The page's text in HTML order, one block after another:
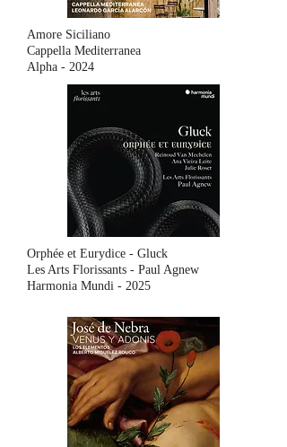
Amore Siciliano
Cappella Mediterranea
Alpha - 2024
Orphée et Eurydice - Gluck
Les Arts Florissants - Paul Agnew
Harmonia Mundi - 2025